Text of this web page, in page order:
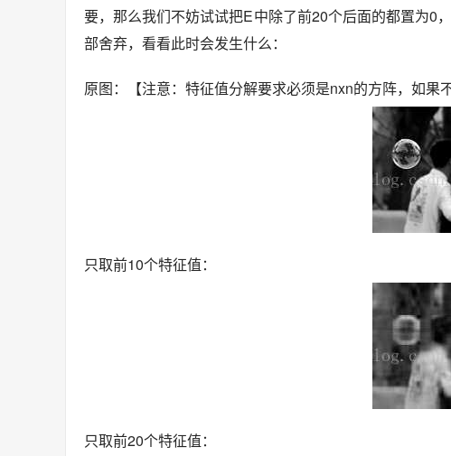
要，那么我们不妨试试把E中除了前20个后面的都置为0
部舍弃，看看此时会发生什么：
原图：【注意：特征值分解要求必须是nxn的方阵，如果
只取前10个特征值：
只取前20个特征值：